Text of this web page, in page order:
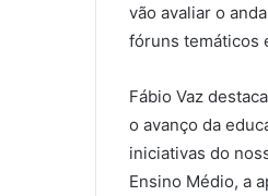
vão avaliar o
fóruns temáticos
Fábio Vaz
o avanço da
iniciativas do
Ensino Médio, a